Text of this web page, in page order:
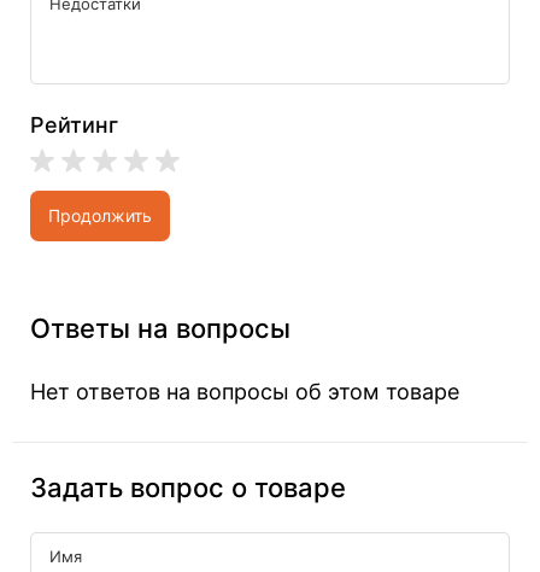
Рейтинг
Продолжить
Ответы на вопросы
Нет ответов на вопросы об этом товаре
Задать вопрос о товаре